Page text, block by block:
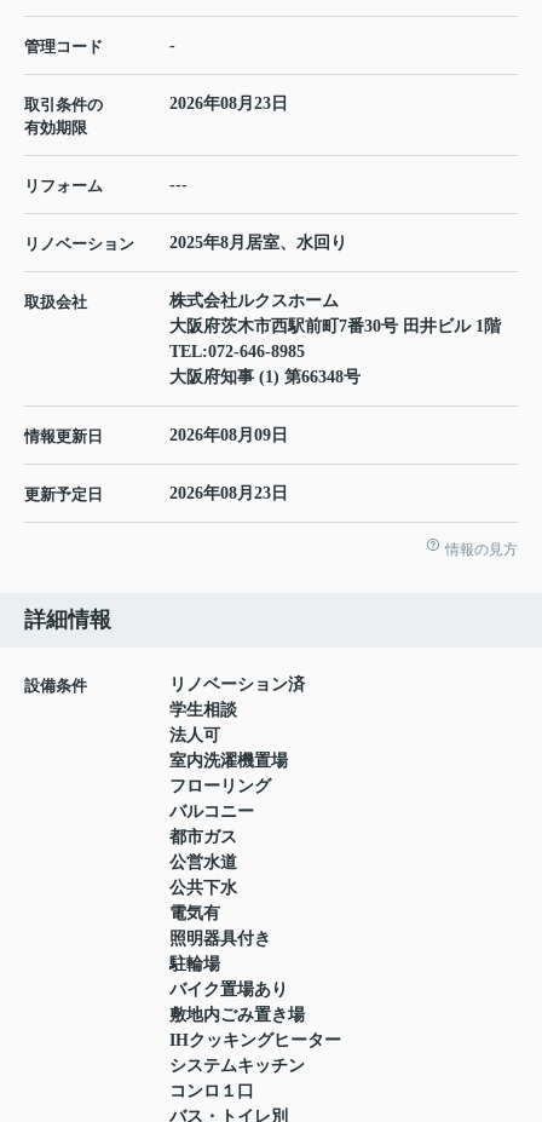
管理コード -
取引条件の
有効期限
2026年08月23日
リフォーム ---
リノベーション 2025年8月居室、水回り
取扱会社
株式会社ルクスホーム
大阪府茨木市西駅前町7番30号 田井ビル 1階
TEL:072-646-8985
大阪府知事 (1) 第66348号
情報更新日 2026年08月09日
更新予定日 2026年08月23日
情報の見方
詳細情報
設備条件
リノベーション済
学生相談
法人可
室内洗濯機置場
フローリング
バルコニー
都市ガス
公営水道
公共下水
電気有
照明器具付き
駐輪場
バイク置場あり
敷地内ごみ置き場
IHクッキングヒーター
システムキッチン
コンロ１口
バス・トイレ別